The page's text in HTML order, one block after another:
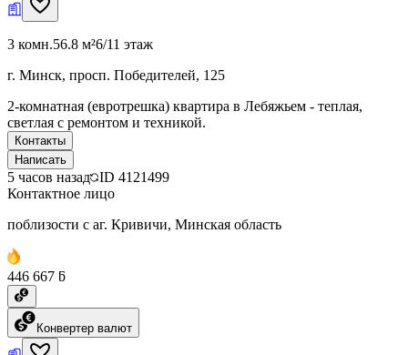
3 комн.56.8 м²6/11 этаж
г. Минск, просп. Победителей, 125
2-комнатная (евротрешка) квартира в Лебяжьем - теплая,
светлая с ремонтом и техникой.
Контакты
Написать
5 часов назад ID 4121499
Контактное лицо
поблизости с аг. Кривичи, Минская область
446 667 ƃ
Конвертер валют